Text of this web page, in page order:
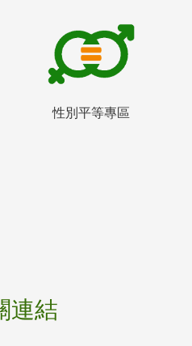
性別平等專區
連結